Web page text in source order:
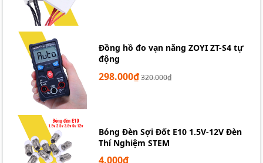
Đồng hồ đo vạn năng ZOYI ZT-S4 tự
động
298.000₫320.000₫
Bóng Đèn Sợi Đốt E10 1.5V-12V Đèn
Thí Nghiệm STEM
4.000₫